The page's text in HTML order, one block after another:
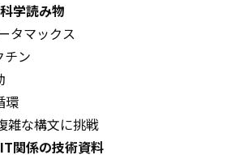
学読み物
タマックス
ン
環
雑な構文に挑戦
関係の技術資料